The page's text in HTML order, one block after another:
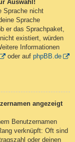
Auswahl!
Sprache nicht
Sprache
er das Sprachpaket,
existiert, würden
Informationen
oder auf phpBB.de
angezeigt
Benutzernamen
verknüpft: Oft sind
oder deinen